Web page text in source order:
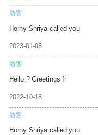
游客
Horny Shriya called you
2023-01-08
游客
Hello,? Greetings fr
2022-10-18
游客
Horny Shriya called you